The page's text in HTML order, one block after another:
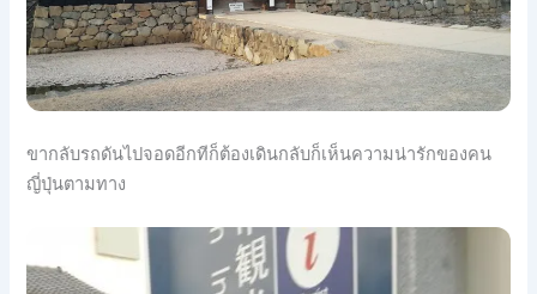
ขากลับรถดันไปจอดอีกทีก็ต้องเดินกลับก็เห็นความน่ารักของคน
ญี่ปุ่นตามทาง